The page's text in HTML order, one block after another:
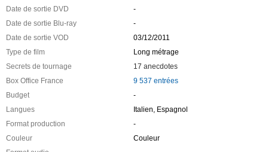
Date de sortie DVD
-
Date de sortie Blu-ray
-
Date de sortie VOD
03/12/2011
Type de film
Long métrage
Secrets de tournage
17 anecdotes
Box Office France
9 537 entrées
Budget
-
Langues
Italien, Espagnol
Format production
-
Couleur
Couleur